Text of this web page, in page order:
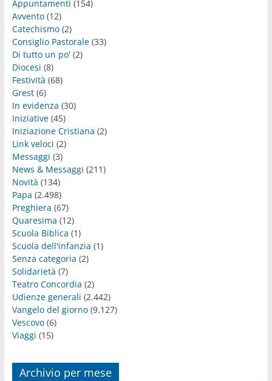
Appuntamenti (154)
Avvento(12)
Catechismo(2)
Consiglio Pastorale(33)
Di tutto un po'(2)
Diocesi (8)
Festività (68)
Grest(6)
In evidenza (30)
Iniziative(45)
Iniziazione Cristiana (2)
Link veloci (2)
Messaggi (3)
News & Messaggi (211)
Novità (134)
Papa (2.498)
Preghiera (67)
Quaresima (12)
Scuola Biblica (1)
Scuola dell'infanzia (1)
Senza categoria (2)
Solidarietà (7)
Teatro Concordia (2)
Udienze generali (2.442)
Vangelo del giorno(9.127)
Vescovo(6)
Viaggi (15)
Archivio per mese